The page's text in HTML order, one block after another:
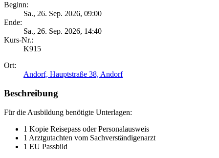
Beginn:
Sa., 26. Sep. 2026, 09:00
Ende:
Sa., 26. Sep. 2026, 14:40
Kurs-Nr.:
K915
Ort:
Andorf, Hauptstraße 38, Andorf
Beschreibung
Für die Ausbildung benötigte Unterlagen:
1 Kopie Reisepass oder Personalausweis
1 Arztgutachten vom Sachverständigenarzt
1 EU Passbild